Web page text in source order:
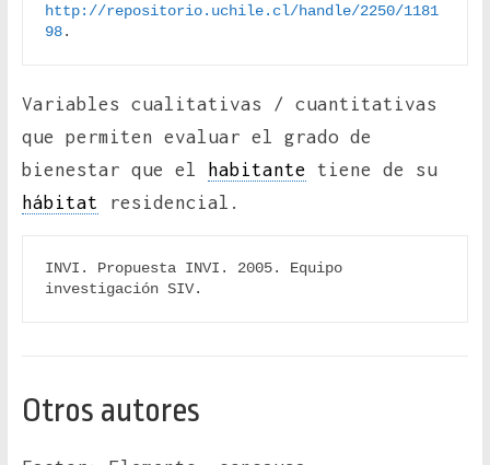
http://repositorio.uchile.cl/handle/2250/1181
98.
Variables cualitativas / cuantitativas
que permiten evaluar el grado de
bienestar que el
habitante tiene de su
hábitat residencial.
INVI. Propuesta INVI. 2005. Equipo
investigación SIV.
Otros autores